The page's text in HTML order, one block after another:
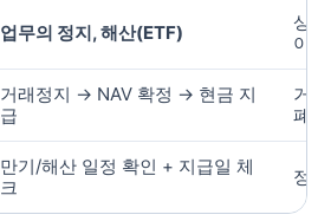
업무의 정지, 해산(ETF)
상
이
거래정지 → NAV 확정 → 현금 지
급
거
폐
만기/해산 일정 확인 + 지급일 체
크
정